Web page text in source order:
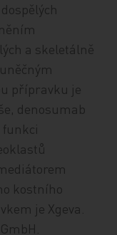
a skeletálně
přípravku je
denosumab
funkci
kostního
je Xgeva.